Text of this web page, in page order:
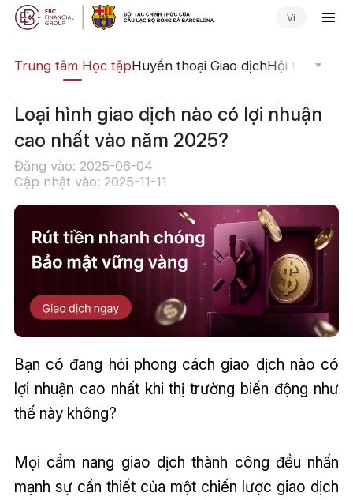
Vi
Trung tâm Học tậpHuyền thoại Giao dịchHội thảo
Loại hình giao dịch nào có lợi nhuận
cao nhất vào năm 2025?
Đăng vào: 2025-06-04
Cập nhật vào: 2025-11-11
Bạn có đang hỏi phong cách giao dịch nào có
lợi nhuận cao nhất khi thị trường biến động như
thế này không?
Mọi cẩm nang giao dịch thành công đều nhấn
mạnh sự cần thiết của một chiến lược giao dịch